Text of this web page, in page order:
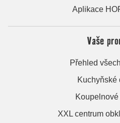
Aplikace
Vaše
Přehled
Kuchyňské
XXL centrum